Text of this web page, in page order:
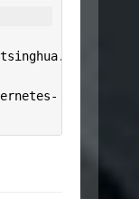
tsinghua.
-